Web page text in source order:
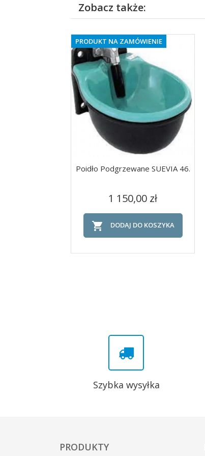
Zobacz także:
PRODUKT NA ZAMÓWIENIE
Szybki podgląd
Poidło Podgrzewane SUEVIA 46.
Cena
1 150,00 zł
 DODAJ DO KOSZYKA
Szybka wysyłka
PRODUKTY